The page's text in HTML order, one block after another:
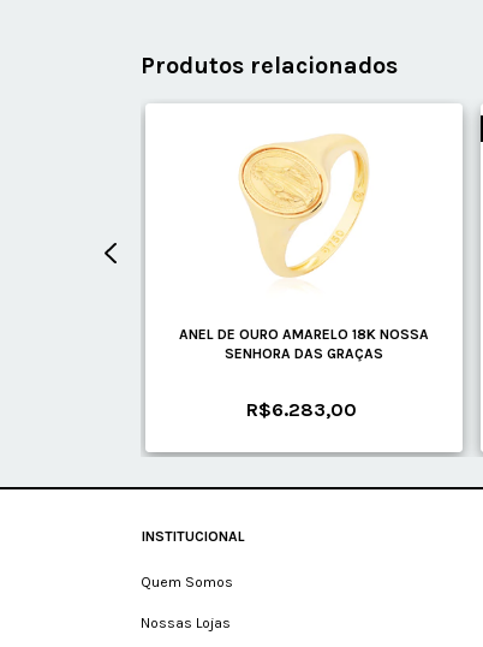
Produtos relacionados
ANEL DE OURO AMARELO 18K NOSSA
SENHORA DAS GRAÇAS
R$6.283,00
INSTITUCIONAL
Quem Somos
Nossas Lojas